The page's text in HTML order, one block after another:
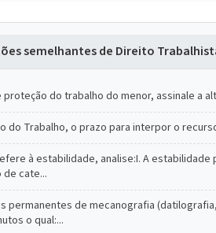
semelhantes de Direito
proteção do trabalho do menor, assinale a
do Trabalho, o prazo para interpor o
à estabilidade, analise:I. A
cate...
permanentes de mecanografia
o qual:...